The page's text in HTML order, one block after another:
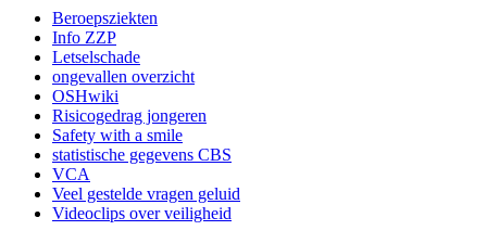
Beroepsziekten
Info ZZP
Letselschade
ongevallen overzicht
OSHwiki
Risicogedrag jongeren
Safety with a smile
statistische gegevens CBS
VCA
Veel gestelde vragen geluid
Videoclips over veiligheid